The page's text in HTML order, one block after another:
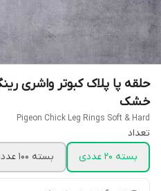
حلقه پا پلاک کبوتر واشری
خشک
Pigeon Chick Leg Rings Soft & Hard
تعداد
بسته 20 عددی
بسته 100 عددی